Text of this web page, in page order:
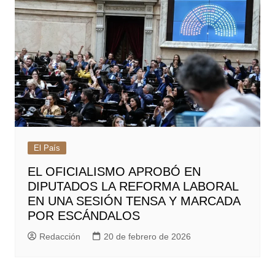
El País
EL OFICIALISMO APROBÓ EN
DIPUTADOS LA REFORMA LABORAL
EN UNA SESIÓN TENSA Y MARCADA
POR ESCÁNDALOS
Redacción 20 de febrero de 2026